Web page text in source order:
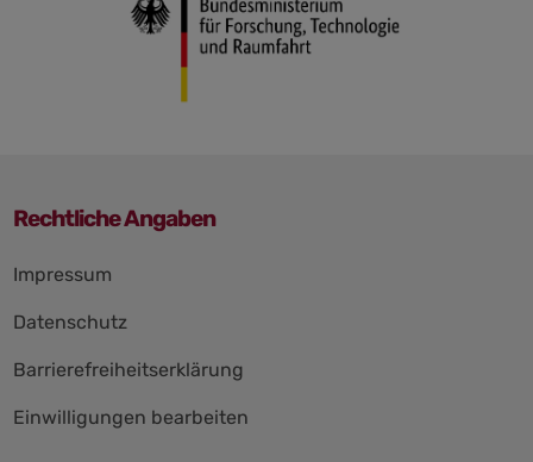
Rechtliche Angaben
überspringen
Impressum
Datenschutz
Barrierefreiheitserklärung
Einwilligungen bearbeiten